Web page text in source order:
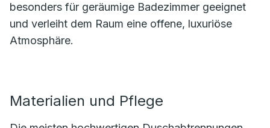
besonders für geräumige Badezimmer geeignet
und verleiht dem Raum eine offene, luxuriöse
Atmosphäre.
Materialien und Pflege